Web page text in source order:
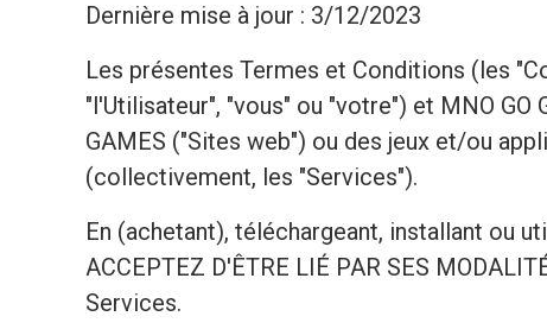
Dernière mise à jour : 3/12/2023
Les présentes Termes et Conditions (les
"l'Utilisateur", "vous" ou "votre") et MNO GO
GAMES ("Sites web") ou des jeux et/ou
(collectivement, les "Services").
En (achetant), téléchargeant, installant ou
ACCEPTEZ D'ÊTRE LIÉ PAR SES
Services.